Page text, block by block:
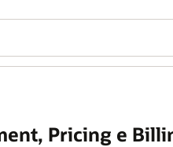
Pricing e